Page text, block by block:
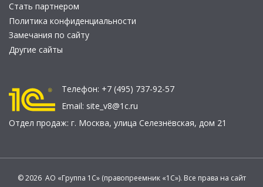
Стать партнером
Политика конфиденциальности
Замечания по сайту
Другие сайты
Телефон: +7 (495) 737-92-57
Email: site_v8@1c.ru
Отдел продаж: г. Москва, улица Селезнёвская, дом 21
© 2026 АО «Группа 1С» (правопреемник «1С»). Все права на сайт